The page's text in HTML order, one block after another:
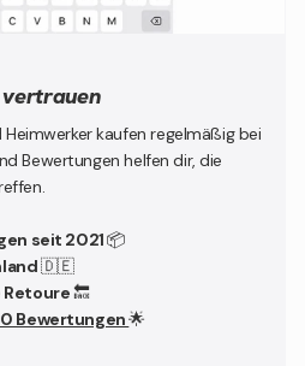
vertrauen
Heimwerker kaufen regelmäßig bei
Bewertungen helfen dir, die
seit 2021📦
🇩🇪
Retoure🔙
Bewertungen🌟